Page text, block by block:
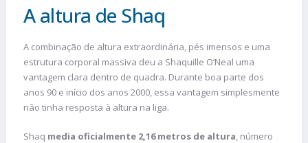
A altura de Shaq
A combinação de altura extraordinária, pés imensos e uma
estrutura corporal massiva deu a Shaquille O’Neal uma
vantagem clara dentro de quadra. Durante boa parte dos
anos 90 e início dos anos 2000, essa vantagem simplesmente
não tinha resposta à altura na liga.
Shaq media oficialmente 2,16 metros de altura, número